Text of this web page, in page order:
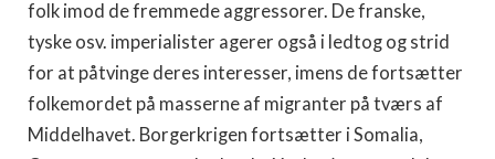
folk imod de fremmede aggressorer. De franske,
tyske osv. imperialister agerer også i ledtog og strid
for at påtvinge deres interesser, imens de fortsætter
folkemordet på masserne af migranter på tværs af
Middelhavet. Borgerkrigen fortsætter i Somalia,